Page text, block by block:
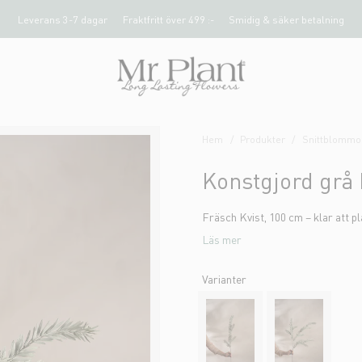
Leverans 3-7 dagar Fraktfritt över 499 :- Smidig & säker betalning
Hem Produkter
Konstgjord grå
Fräsch Kvist, 100 cm – klar att
Läs mer
Varianter